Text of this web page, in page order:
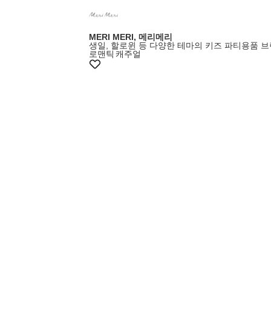
MERI MERI, 메리메리
생일, 할로윈 등 다양한 테마의 키즈 파티용품 브
로맨틱 캐주얼